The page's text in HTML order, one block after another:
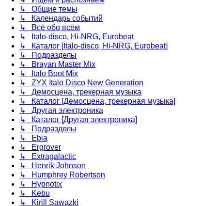
↳ Общие темы
↳ Календарь событий
↳ Всё обо всём
↳ Italo-disco, Hi-NRG, Eurobeat
↳ Каталог [Italo-disco, Hi-NRG, Eurobeat]
↳ Подразделы
↳ Brayan Master Mix
↳ Italo Boot Mix
↳ ZYX Italo Disco New Generation
↳ Демосцена, трекерная музыка
↳ Каталог [Демосцена, трекерная музыка]
↳ Другая электроника
↳ Каталог [Другая электроника]
↳ Подразделы
↳ Ebia
↳ Ergrover
↳ Extragalactic
↳ Henrik Johnson
↳ Humphrey Robertson
↳ Hypnotix
↳ Kebu
↳ Kirill Sawazki